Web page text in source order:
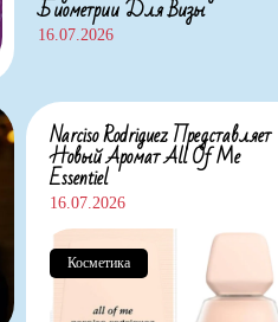
Биометрии Для Визы
16.07.2026
Narciso Rodriguez Представляет
Новый Аромат All Of Me
Essentiel
16.07.2026
Косметика